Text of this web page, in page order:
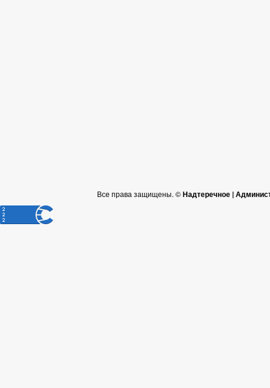
Все права защищены. ©Надтеречное |